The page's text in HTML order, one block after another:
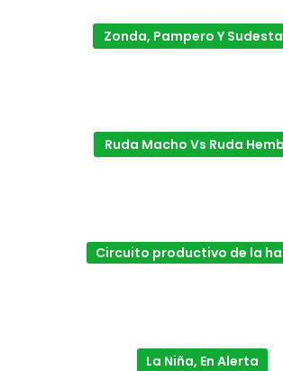
Zonda, Pampero Y
Ruda Macho Vs Ruda
Circuito productivo de la
La Niña, En Alerta